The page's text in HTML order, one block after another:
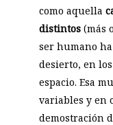
como aquella
distintos(más
ser humano
desierto, en
espacio. Esa
variables y en
demostración